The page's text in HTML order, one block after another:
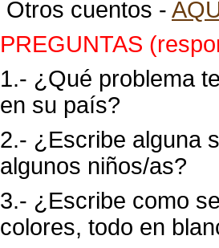
Otros cuentos -
PREGUNTAS
1.- ¿Qué problema
en su país?
2.- ¿Escribe alguna
algunos niños/as?
3.- ¿Escribe como
colores, todo en